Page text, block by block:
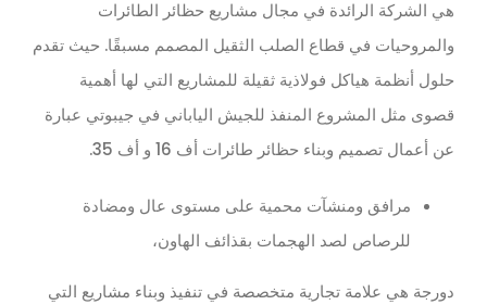
هي الشركة الرائدة في مجال مشاريع حظائر الطائرات
والمروحيات في قطاع الصلب الثقيل المصمم مسبقًا. حيث تقدم
حلول أنظمة هياكل فولاذية ثقيلة للمشاريع التي لها أهمية
قصوى مثل المشروع المنفذ للجيش الياباني في جيبوتي عبارة
عن أعمال تصميم وبناء حظائر طائرات أف 16 و أف 35.
مرافق ومنشآت محمية على مستوى عال ومضادة
للرصاص لصد الهجمات بقذائف الهاون،
دورجة هي علامة تجارية متخصصة في تنفيذ وبناء مشاريع التي